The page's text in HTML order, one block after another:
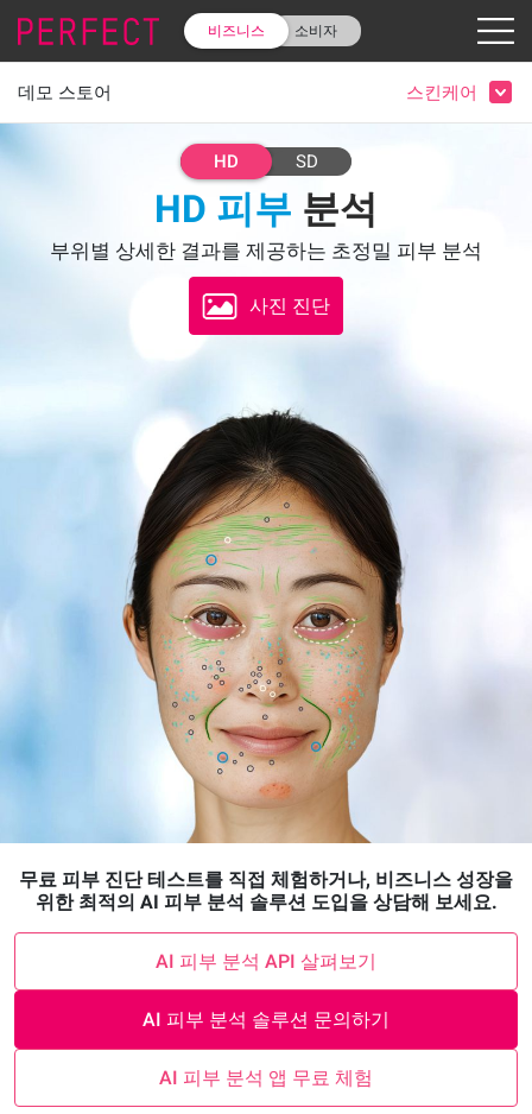
비즈니스 소비자
데모 스토어 스킨케어
HD SD
HD 피부 분석
부위별 상세한 결과를 제공하는 초정밀 피부 분석
사진 진단
무료 피부 진단 테스트를 직접 체험하거나, 비즈니스 성장을
위한 최적의 AI 피부 분석 솔루션 도입을 상담해 보세요.
AI 피부 분석 API 살펴보기
AI 피부 분석 솔루션 문의하기
AI 피부 분석 앱 무료 체험